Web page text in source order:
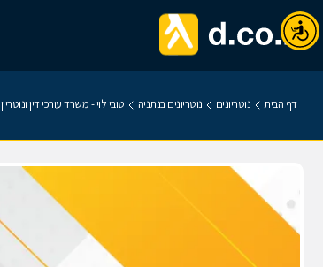
דף הבית נוטריונים נוטריונים בנתניה טובי לוי - משרד עורכי דין ונוטריון